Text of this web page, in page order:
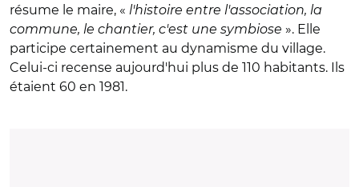
résume le maire, « l'histoire entre l'association, la
commune, le chantier, c'est une symbiose ». Elle
participe certainement au dynamisme du village.
Celui-ci recense aujourd'hui plus de 110 habitants. Ils
étaient 60 en 1981.